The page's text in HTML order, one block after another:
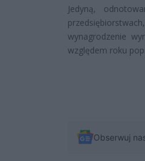
Jedyną,
wynagrodzenie
względem roku
Obserwuj